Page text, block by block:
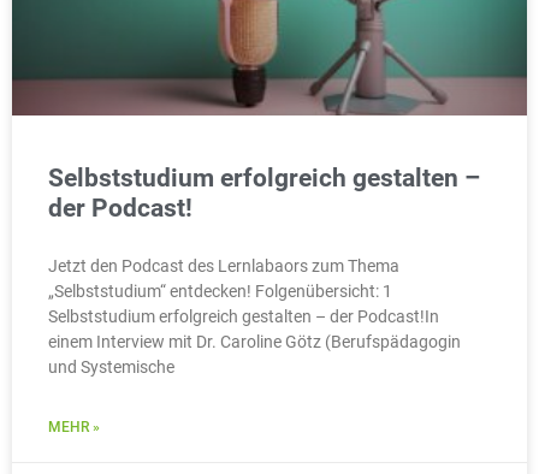
Selbststudium erfolgreich gestalten –
der Podcast!
Jetzt den Podcast des Lernlabaors zum Thema
„Selbststudium“ entdecken! Folgenübersicht: 1
Selbststudium erfolgreich gestalten – der Podcast!In
einem Interview mit Dr. Caroline Götz (Berufspädagogin
und Systemische
MEHR »